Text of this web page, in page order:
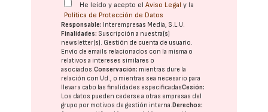
He leído y acepto elAviso Legal y la
Política de Protección de Datos
Responsable: Interempresas Media, S.L.U.
Finalidades: Suscripción a nuestra(s)
newsletter(s). Gestión de cuenta de usuario.
Envío de emails relacionados con la misma o
relativos a intereses similares o
asociados.Conservación: mientras dure la
relación con Ud., o mientras sea necesario para
llevar a cabo las finalidades especificadasCesión:
Los datos pueden cederse a otras empresas del
grupo por motivos de gestión interna. Derechos: